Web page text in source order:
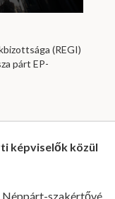
(REGI)
párt EP-
képviselők közül
Néppárt-szakértővé